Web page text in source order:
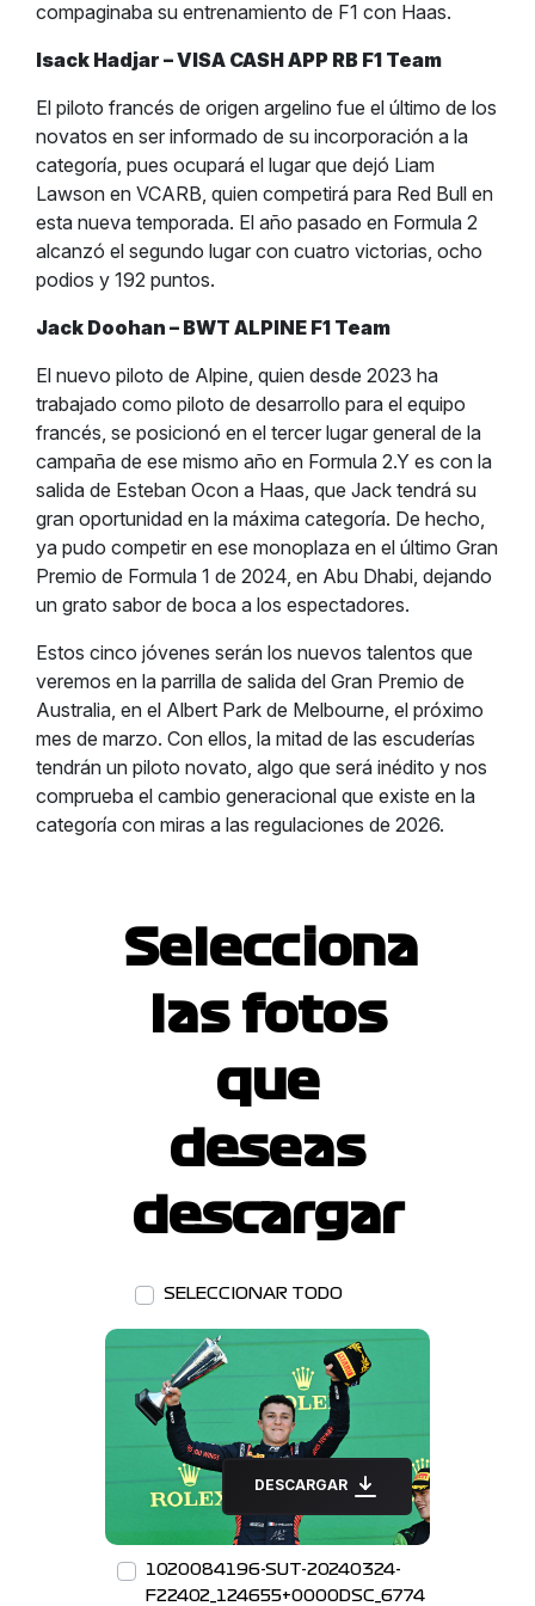
compaginaba su entrenamiento de F1 con Haas.
Isack Hadjar – VISA CASH APP RB F1 Team
El piloto francés de origen argelino fue el último de los
novatos en ser informado de su incorporación a la
categoría, pues ocupará el lugar que dejó Liam
Lawson en VCARB, quien competirá para Red Bull en
esta nueva temporada. El año pasado en Formula 2
alcanzó el segundo lugar con cuatro victorias, ocho
podios y 192 puntos.
Jack Doohan – BWT ALPINE F1 Team
El nuevo piloto de Alpine, quien desde 2023 ha
trabajado como piloto de desarrollo para el equipo
francés, se posicionó en el tercer lugar general de la
campaña de ese mismo año en Formula 2.Y es con la
salida de Esteban Ocon a Haas, que Jack tendrá su
gran oportunidad en la máxima categoría. De hecho,
ya pudo competir en ese monoplaza en el último Gran
Premio de Formula 1 de 2024, en Abu Dhabi, dejando
un grato sabor de boca a los espectadores.
Estos cinco jóvenes serán los nuevos talentos que
veremos en la parrilla de salida del Gran Premio de
Australia, en el Albert Park de Melbourne, el próximo
mes de marzo. Con ellos, la mitad de las escuderías
tendrán un piloto novato, algo que será inédito y nos
comprueba el cambio generacional que existe en la
categoría con miras a las regulaciones de 2026.
Selecciona
las fotos
que
deseas
descargar
SELECCIONAR TODO
DESCARGAR
1020084196-SUT-20240324-
F22402_124655+0000DSC_6774